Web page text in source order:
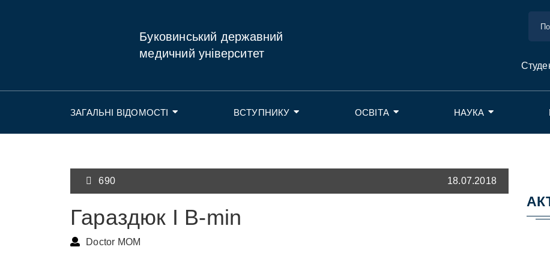
Буковинський державний
медичний університет
ЗАГАЛЬНІ ВІДОМОСТІ ВСТУПНИКУ ОСВІТА НАУКА
690 18.07.2018
Гараздюк І В-min
Doctor MOM